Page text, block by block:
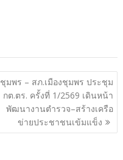
ชุมพร – สภ.เมืองชุมพร ประชุม
กต.ตร. ครั้งที่ 1/2569 เดินหน้า
พัฒนางานตำรวจ–สร้างเครือ
ข่ายประชาชนเข้มแข็ง